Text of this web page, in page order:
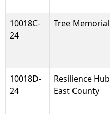
10018C-
24
Tree Memorial
10018D-
24
Resilience Hub
East County